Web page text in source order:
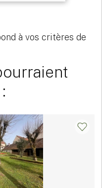
à vos critères de